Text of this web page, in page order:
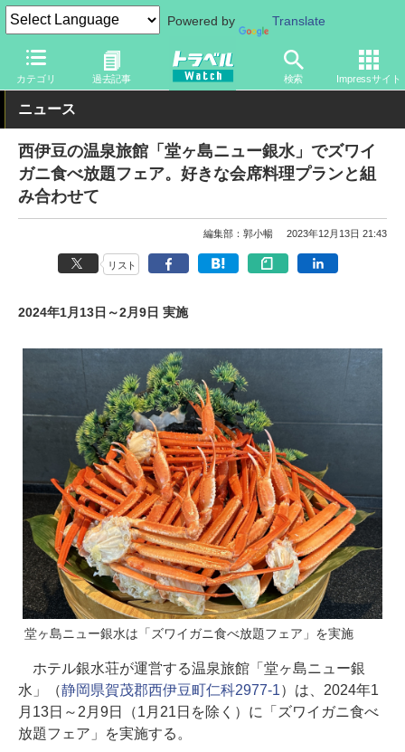
Powered by Translate
カテゴリ 過去記事 検索 Impressサイト
トラベル Watch 旅の情報 目的 グルメ
ニュース
西伊豆の温泉旅館「堂ヶ島ニュー銀水」でズワイ
ガニ食べ放題フェア。好きな会席料理プランと組
み合わせて
編集部：郭小暢 2023年12月13日 21:43
リスト
2024年1月13日～2月9日 実施
堂ヶ島ニュー銀水は「ズワイガニ食べ放題フェア」を実施
ホテル銀水荘が運営する温泉旅館「堂ヶ島ニュー銀
水」（静岡県賀茂郡西伊豆町仁科2977-1）は、2024年1
月13日～2月9日（1月21日を除く）に「ズワイガニ食べ
放題フェア」を実施する。